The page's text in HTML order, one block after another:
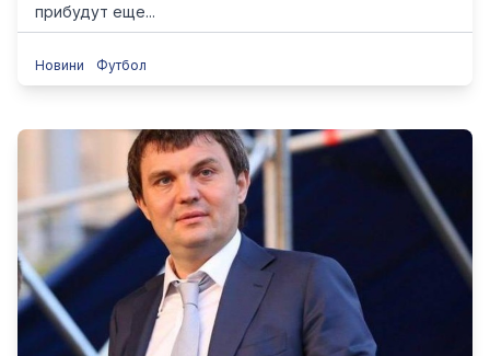
прибудут еще...
Новини Футбол